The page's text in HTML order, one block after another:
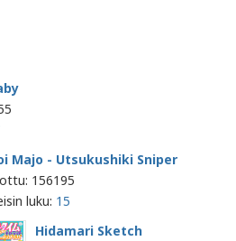
Majo - Utsukushiki Sniper
156195
luku: 15
Hidamari Sketch